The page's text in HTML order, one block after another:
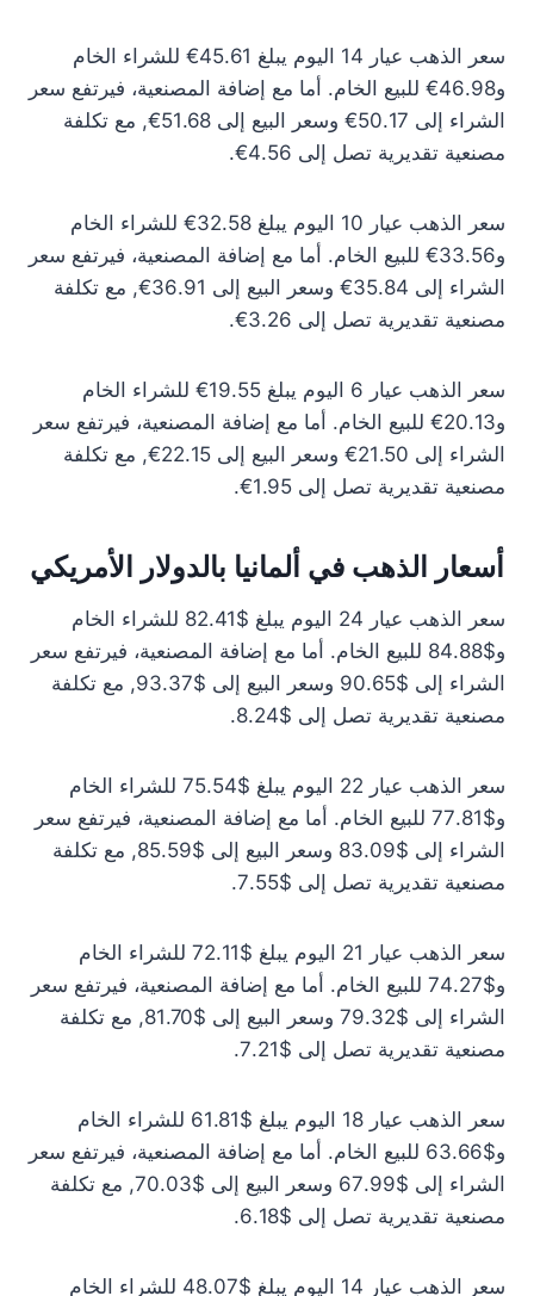
سعر الذهب عيار 14 اليوم يبلغ 45.61€ للشراء الخام
و46.98€ للبيع الخام. أما مع إضافة المصنعية، فيرتفع سعر
الشراء إلى 50.17€ وسعر البيع إلى 51.68€, مع تكلفة
مصنعية تقديرية تصل إلى 4.56€.
سعر الذهب عيار 10 اليوم يبلغ 32.58€ للشراء الخام
و33.56€ للبيع الخام. أما مع إضافة المصنعية، فيرتفع سعر
الشراء إلى 35.84€ وسعر البيع إلى 36.91€, مع تكلفة
مصنعية تقديرية تصل إلى 3.26€.
سعر الذهب عيار 6 اليوم يبلغ 19.55€ للشراء الخام
و20.13€ للبيع الخام. أما مع إضافة المصنعية، فيرتفع سعر
الشراء إلى 21.50€ وسعر البيع إلى 22.15€, مع تكلفة
مصنعية تقديرية تصل إلى 1.95€.
أسعار الذهب في ألمانيا بالدولار الأمريكي
سعر الذهب عيار 24 اليوم يبلغ $82.41 للشراء الخام
و$84.88 للبيع الخام. أما مع إضافة المصنعية، فيرتفع سعر
الشراء إلى $90.65 وسعر البيع إلى $93.37, مع تكلفة
مصنعية تقديرية تصل إلى $8.24.
سعر الذهب عيار 22 اليوم يبلغ $75.54 للشراء الخام
و$77.81 للبيع الخام. أما مع إضافة المصنعية، فيرتفع سعر
الشراء إلى $83.09 وسعر البيع إلى $85.59, مع تكلفة
مصنعية تقديرية تصل إلى $7.55.
سعر الذهب عيار 21 اليوم يبلغ $72.11 للشراء الخام
و$74.27 للبيع الخام. أما مع إضافة المصنعية، فيرتفع سعر
الشراء إلى $79.32 وسعر البيع إلى $81.70, مع تكلفة
مصنعية تقديرية تصل إلى $7.21.
سعر الذهب عيار 18 اليوم يبلغ $61.81 للشراء الخام
و$63.66 للبيع الخام. أما مع إضافة المصنعية، فيرتفع سعر
الشراء إلى $67.99 وسعر البيع إلى $70.03, مع تكلفة
مصنعية تقديرية تصل إلى $6.18.
سعر الذهب عيار 14 اليوم يبلغ $48.07 للشراء الخام